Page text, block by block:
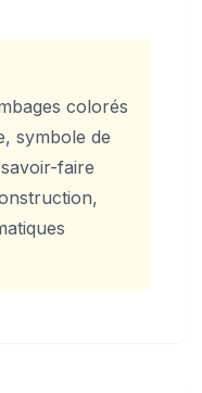
colorés
symbole de
faire